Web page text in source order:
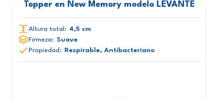
Topper en New Memory modelo LEVANTE
Altura total: 4,5 cm
Firmeza: Suave
Propiedad: Respirable, Antibacteriano